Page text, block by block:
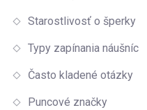
Starostlivosť o šperky
Typy zapínania náušníc
Často kladené otázky
Puncové značky